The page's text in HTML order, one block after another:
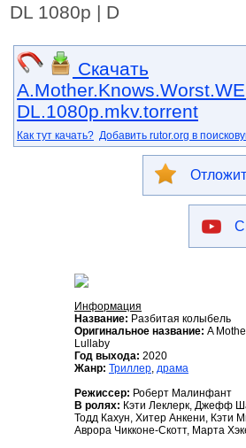
DL 1080p | D
Скачать
DL.1080p.mkv.torrent
Как тут качать? Добавить rutor.org в
Информация
Название: Разбитая колыбель
Оригинальное название: A
Lullaby
Год выхода: 2020
Жанр: Триллер, драма
Режиссер: Роберт Малинфант
В ролях: Кэти Леклерк, Джефф
Тодд Кахун, Хитер Анкени, Кэти
Аврора Чикконе-Скотт, Марта